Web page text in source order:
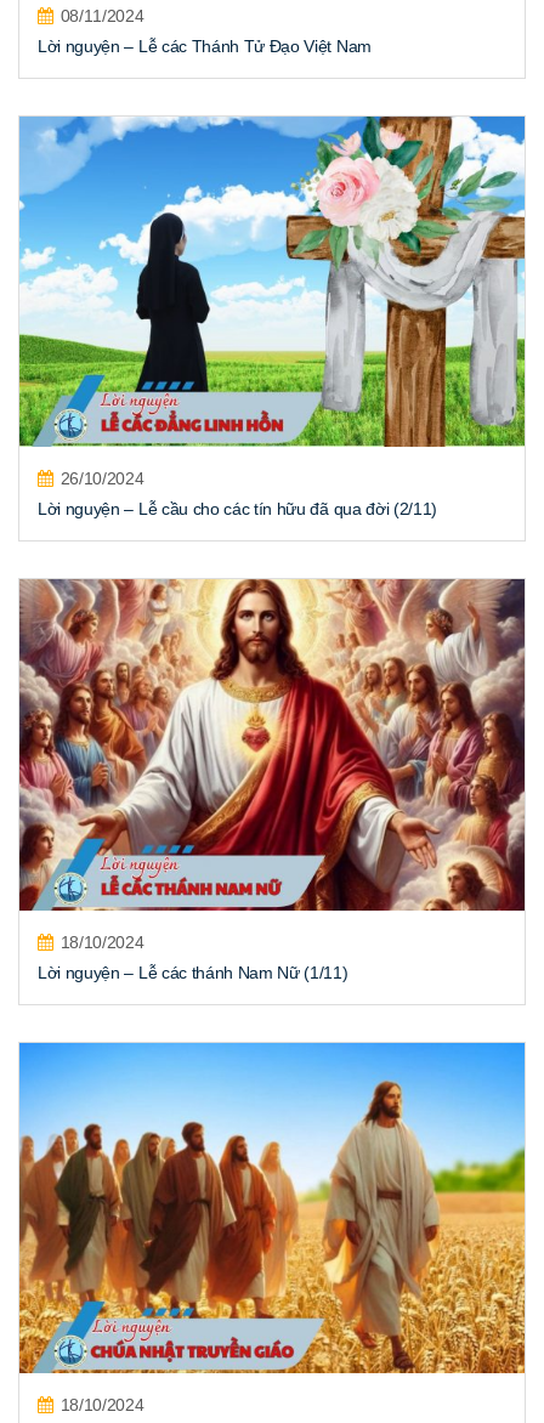
08/11/2024
Lời nguyện – Lễ các Thánh Tử Đạo Việt Nam
26/10/2024
Lời nguyện – Lễ cầu cho các tín hữu đã qua đời (2/11)
18/10/2024
Lời nguyện – Lễ các thánh Nam Nữ (1/11)
18/10/2024